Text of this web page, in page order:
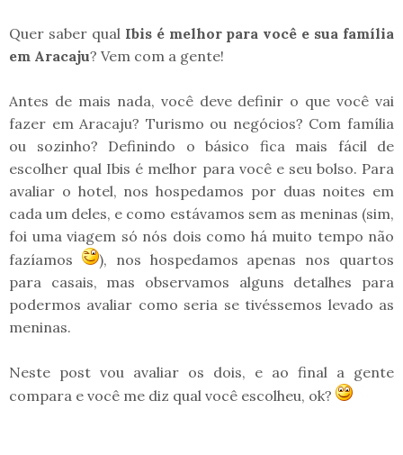
Quer saber qual Ibis é melhor para você e sua família
em Aracaju? Vem com a gente!
Antes de mais nada, você deve definir o que você vai
fazer em Aracaju? Turismo ou negócios? Com família
ou sozinho? Definindo o básico fica mais fácil de
escolher qual Ibis é melhor para você e seu bolso. Para
avaliar o hotel, nos hospedamos por duas noites em
cada um deles, e como estávamos sem as meninas (sim,
foi uma viagem só nós dois como há muito tempo não
fazíamos
), nos hospedamos apenas nos quartos
para casais, mas observamos alguns detalhes para
podermos avaliar como seria se tivéssemos levado as
meninas.
Neste post vou avaliar os dois, e ao final a gente
compara e você me diz qual você escolheu, ok?